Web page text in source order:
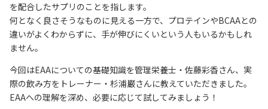
を配合したサプリのことを指します。
何となく良さそうなものに見える一方で、プロテインやBCAAとの
違いがよくわからずに、手が伸びにくいという人もいるかもしれ
ません。
今回はEAAについての基礎知識を管理栄養士・佐藤彩香さん、実
際の飲み方をトレーナー・杉浦巌さんに教えていただきました。
EAAへの理解を深め、必要に応じて試してみましょう！